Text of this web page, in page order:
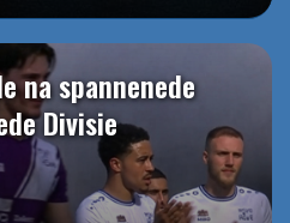
na spannenede
Divisie